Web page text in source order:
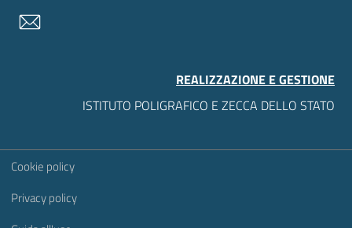
REALIZZAZIONE E GESTIONE
ISTITUTO POLIGRAFICO E ZECCA DELLO STATO
Sezione Link Utili
Cookie policy
Privacy policy